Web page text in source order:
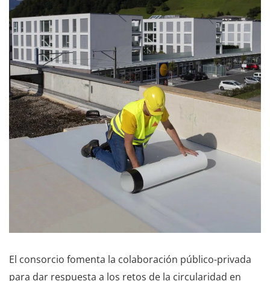
El consorcio fomenta la colaboración público-privada
para dar respuesta a los retos de la circularidad en